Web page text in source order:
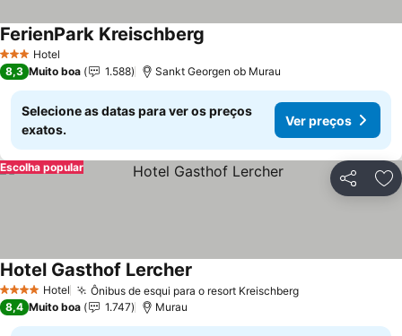
3 EstrelasHotel
FerienPark Kreischberg
8,3 Muito boa 1.588 Sankt Georgen ob Murau
Selecione as datas para ver os preços
exatos.
Ver preços
Partilhar
Escolha popular
4 EstrelasHotel Ônibus de esqui para o resort Kreischberg
Hotel Gasthof Lercher
8,4 Muito boa 1.747 Murau